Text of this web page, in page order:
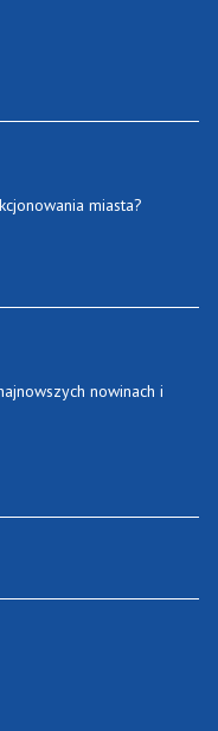
miasta?
nowinach i